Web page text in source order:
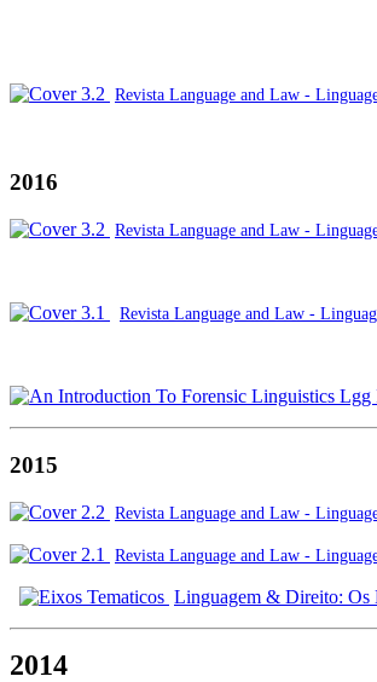
Revista Language and Law -
2016
Revista Language and Law -
Revista Language and Law -
2015
Revista Language and Law -
Revista Language and Law -
Linguagem & Direito: Os
2014